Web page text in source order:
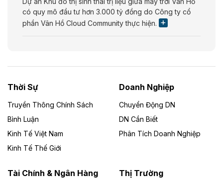
có quy mô đầu tư hơn 3.000 tỷ đồng do Công ty cổ
phần Vân Hồ Cloud Community thực hiện.
Dự án Nhà máy xử lý rác và phát điện Bắc Giang do
Công ty TNHH Năng lượng môi trường Bắc Giang làm
Theo vietnamfinance.vn
Đức Long Gia Lai mở rộng ‘hệ sinh thái’
Lai
Thời Sự
Truyền Thông Chính Sách
Bình Luận
Kinh Tế Việt Nam
Kinh Tế Thế Giới
Doanh Nghiệp
Chuyển Động DN
DN Cần Biết
Phân Tích Doanh Nghiệp
Tài Chính & Ngân Hàng Thị Trường